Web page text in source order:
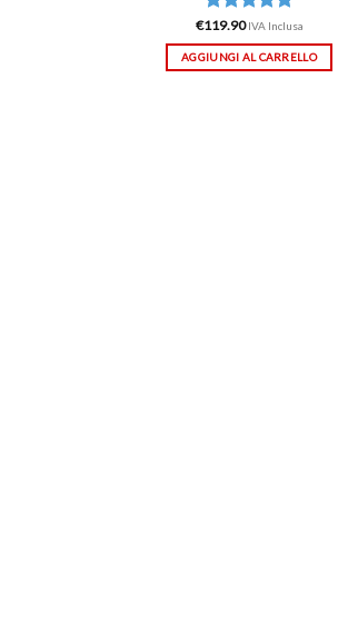
Valutato
5.00su 5
€119.90 IVA Inclusa
AGGIUNGI AL CARRELLO